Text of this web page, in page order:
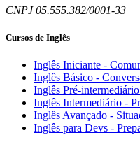
CNPJ 05.555.382/0001-33
Cursos de Inglês
Inglês Iniciante -
Inglês Básico -
Inglês Pré-
Inglês Intermediário -
Inglês Avançado -
Inglês para Devs -